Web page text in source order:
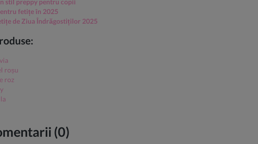
stil preppy pentru copii
fetițe în 2025
de Ziua Îndrăgostiților 2025
roșu
roz
(0)